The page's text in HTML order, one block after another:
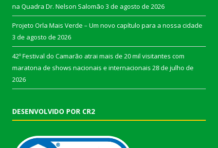
na Quadra Dr. Nelson Salomão 3 de agosto de 2026
Projeto Orla Mais Verde – Um novo capítulo para a nossa cidade
3 de agosto de 2026
42º Festival do Camarão atrai mais de 20 mil visitantes com
maratona de shows nacionais e internacionais 28 de julho de
2026
DESENVOLVIDO POR CR2